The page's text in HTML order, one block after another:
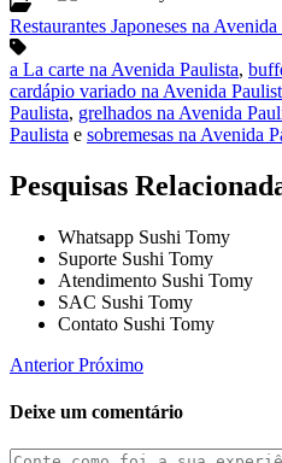
Restaurantes Japoneses na Avenida
a La carte na Avenida Paulista,
cardápio variado na Avenida
Paulista, grelhados na Avenida
Paulista e sobremesas na Avenida
Pesquisas
Whatsapp Sushi Tomy
Suporte Sushi Tomy
Atendimento Sushi Tomy
SAC Sushi Tomy
Contato Sushi Tomy
AnteriorPróximo
Deixe um comentário